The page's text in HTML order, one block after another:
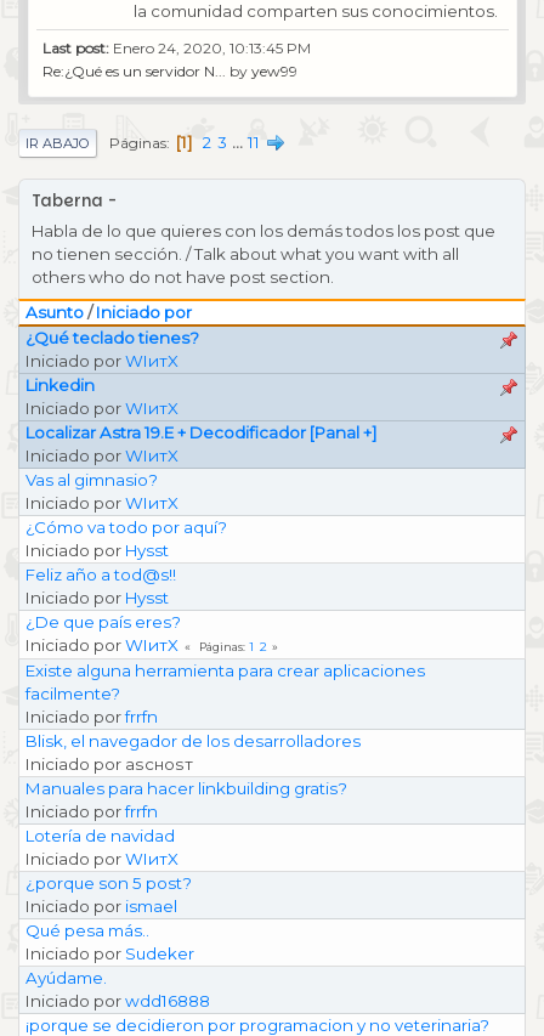
la comunidad comparten sus conocimientos.
Last post: Enero 24, 2020, 10:13:45 PM
Re:¿Qué es un servidor N... by yew99
IR ABAJO Páginas 1 2 3 ... 11
Taberna
Habla de lo que quieres con los demás todos los post que
no tienen sección. / Talk about what you want with all
others who do not have post section.
Asunto/Iniciado por
¿Qué teclado tienes?
Iniciado porWIитX
Linkedin
Iniciado porWIитX
Localizar Astra 19.E + Decodificador [Panal +]
Iniciado porWIитX
Vas al gimnasio?
Iniciado porWIитX
¿Cómo va todo por aquí?
Iniciado por Hysst
Feliz año a tod@s!!
Iniciado por Hysst
¿De que país eres?
Iniciado porWIитX Páginas 1 2
Existe alguna herramienta para crear aplicaciones
facilmente?
Iniciado porfrrfn
Blisk, el navegador de los desarrolladores
Iniciado por aѕcнoѕт
Manuales para hacer linkbuilding gratis?
Iniciado porfrrfn
Lotería de navidad
Iniciado porWIитX
¿porque son 5 post?
Iniciado por ismael
Qué pesa más..
Iniciado por Sudeker
Ayúdame.
Iniciado porwdd16888
¡porque se decidieron por programacion y no veterinaria?